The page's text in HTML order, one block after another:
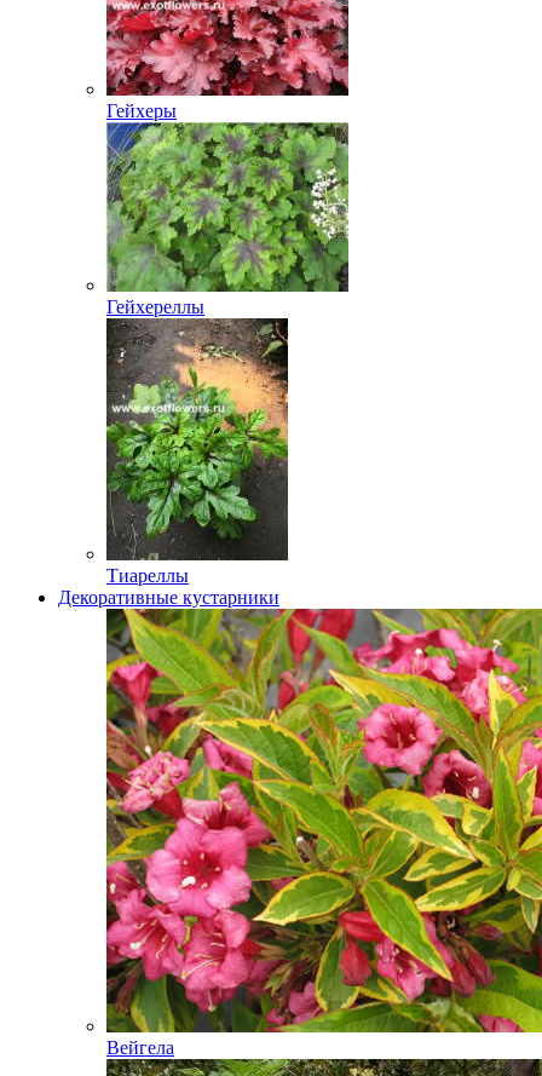
Гейхеры
Гейхереллы
Тиареллы
Декоративные кустарники
Вейгела